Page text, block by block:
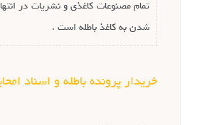
تمام مصنوعات کاغذی و نشریات در
شدن به کاغذ باطله است .
خریدار پرونده باطله و اسناد